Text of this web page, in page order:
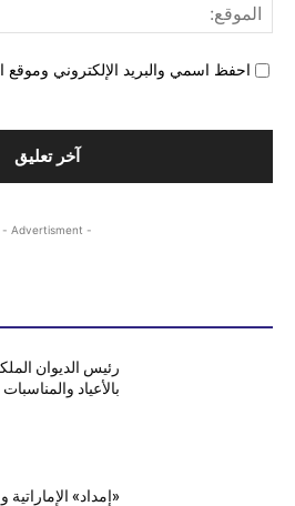
احفظ اسمي والبريد الإلكتروني
- Advertisment -
رئيس الديوان
بالأعياد
«إمداد»